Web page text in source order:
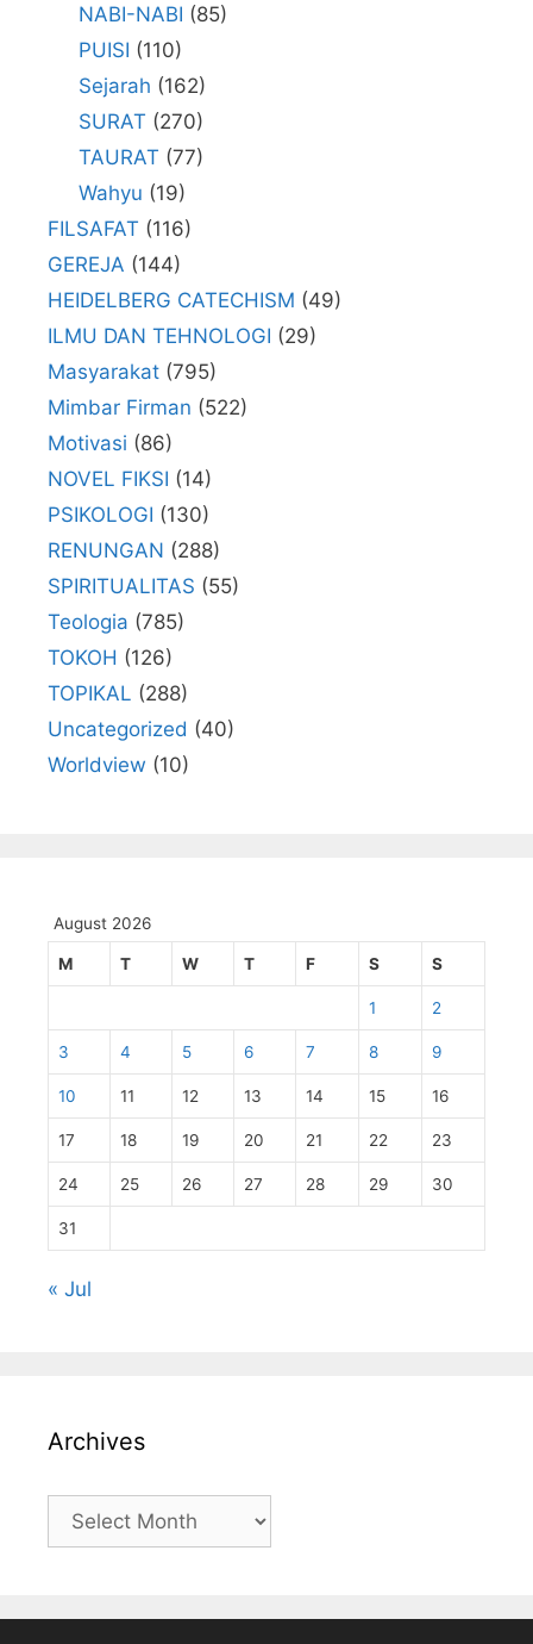
NABI-NABI (85)
PUISI (110)
Sejarah (162)
SURAT (270)
TAURAT (77)
Wahyu (19)
FILSAFAT (116)
GEREJA (144)
HEIDELBERG CATECHISM (49)
ILMU DAN TEHNOLOGI (29)
Masyarakat (795)
Mimbar Firman (522)
Motivasi (86)
NOVEL FIKSI (14)
PSIKOLOGI (130)
RENUNGAN (288)
SPIRITUALITAS (55)
Teologia (785)
TOKOH (126)
TOPIKAL (288)
Uncategorized (40)
Worldview (10)
August 2026
M T W T F S S
1 2
3 4 5 6 7 8 9
10 11 12 13 14 15 16
17 18 19 20 21 22 23
24 25 26 27 28 29 30
31
« Jul
Archives
Archives